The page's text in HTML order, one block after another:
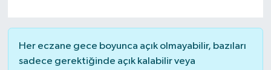
Her eczane gece boyunca açık olmayabilir, bazıları
sadece gerektiğinde açık kalabilir veya